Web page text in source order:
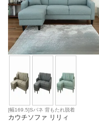
学習机
こたつ
[幅169.5]Sバネ 背もたれ脱着
カウチソファ リリィ